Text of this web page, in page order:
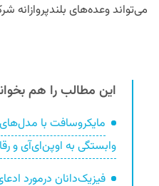
می‌تواند وعده‌های بلند‌پروازانه
این مطالب را هم
وابستگی به اوپن‌ای‌آی و
فیزیک‌دانان درمورد